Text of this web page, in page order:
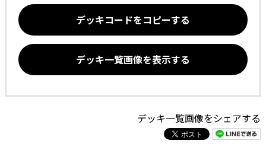
デッキコードをコピーする
デッキ一覧画像を表示する
デッキ一覧画像をシェアする